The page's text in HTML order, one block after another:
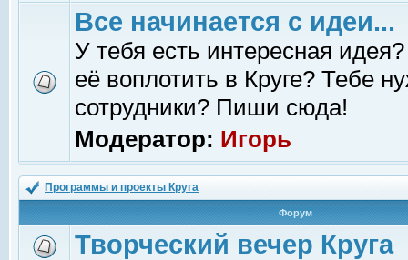
Все начинается с идеи...
У тебя есть интересная
её воплотить в Круге? Тебе
сотрудники? Пиши сюда!
Модератор: Игорь
Программы и проекты Круга
Форум
Творческий вечер Круга